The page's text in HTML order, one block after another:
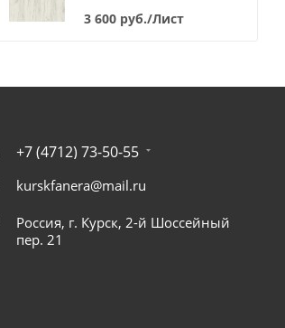
3 600 руб./Лист
+7 (4712) 73-50-55
kurskfanera@mail.ru
Россия, г. Курск, 2-й Шоссейный
пер. 21